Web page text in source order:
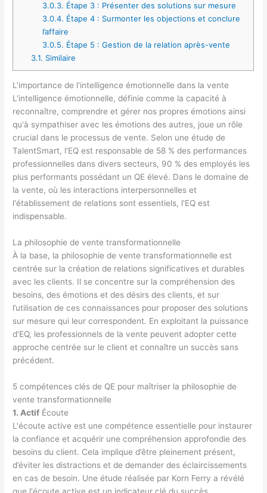
3.0.3. Étape 3 : Présenter des solutions sur mesure
3.0.4. Étape 4 : Surmonter les objections et conclure
l’affaire
3.0.5. Étape 5 : Gestion de la relation après-vente
3.1. Similaire
L'importance de l'intelligence émotionnelle dans la vente
L'intelligence émotionnelle, définie comme la capacité à
reconnaître, comprendre et gérer nos propres émotions ainsi
qu'à sympathiser avec les émotions des autres, joue un rôle
crucial dans le processus de vente. Selon une étude de
TalentSmart, l'EQ est responsable de 58 % des performances
professionnelles dans divers secteurs, 90 % des employés les
plus performants possédant un QE élevé. Dans le domaine de
la vente, où les interactions interpersonnelles et
l'établissement de relations sont essentiels, l'EQ est
indispensable.
La philosophie de vente transformationnelle
À la base, la philosophie de vente transformationnelle est
centrée sur la création de relations significatives et durables
avec les clients. Il se concentre sur la compréhension des
besoins, des émotions et des désirs des clients, et sur
l’utilisation de ces connaissances pour proposer des solutions
sur mesure qui leur correspondent. En exploitant la puissance
d’EQ, les professionnels de la vente peuvent adopter cette
approche centrée sur le client et connaître un succès sans
précédent.
5 compétences clés de QE pour maîtriser la philosophie de
vente transformationnelle
1. Actif Écoute
L'écoute active est une compétence essentielle pour instaurer
la confiance et acquérir une compréhension approfondie des
besoins du client. Cela implique d’être pleinement présent,
d’éviter les distractions et de demander des éclaircissements
en cas de besoin. Une étude réalisée par Korn Ferry a révélé